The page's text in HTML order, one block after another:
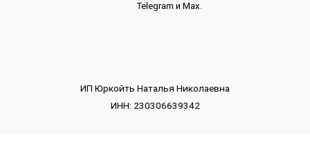
Telegram и Max.
ИП Юркойть Наталья Николаевна
ИНН: 230306639342